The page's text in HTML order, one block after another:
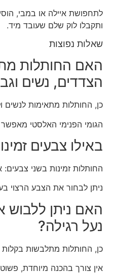
לתחפושת איילה או במבי,
ותקבלו לוק שלם שעובד מיד.
שאלות נפוצות
האם החותלות
הצדדים, נשים
כן, החותלות מתאימות לנשים
הגומי הפנימי האלסטי
באילו צבעים
החותלות זמינות בשני צבעים:
ניתן לבחור את הצבע הרצוי
האם ניתן
נעל רגילה?
כן, החותלות מתלבשות
אין צורך בהכנה מיוחדת,